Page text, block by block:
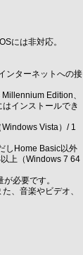
には非対応。
ンターネットへの接
Edition、
インストールでき
Vista）/ 1
しHome Basic以外
上（Windows 7 64
必要です。
、音楽やビデオ、